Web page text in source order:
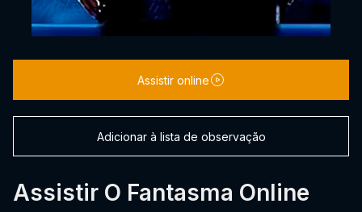
Assistir O Fantasma Online
Assistir online
Adicionar à lista de observação